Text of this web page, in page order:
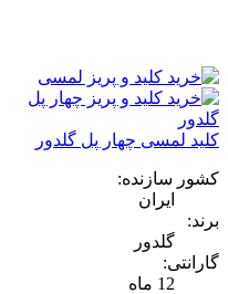
کلید لمسی چهار پل گلدور
کشور سازنده:
ایران
برند:
گلدور
گارانتی:
12 ماه